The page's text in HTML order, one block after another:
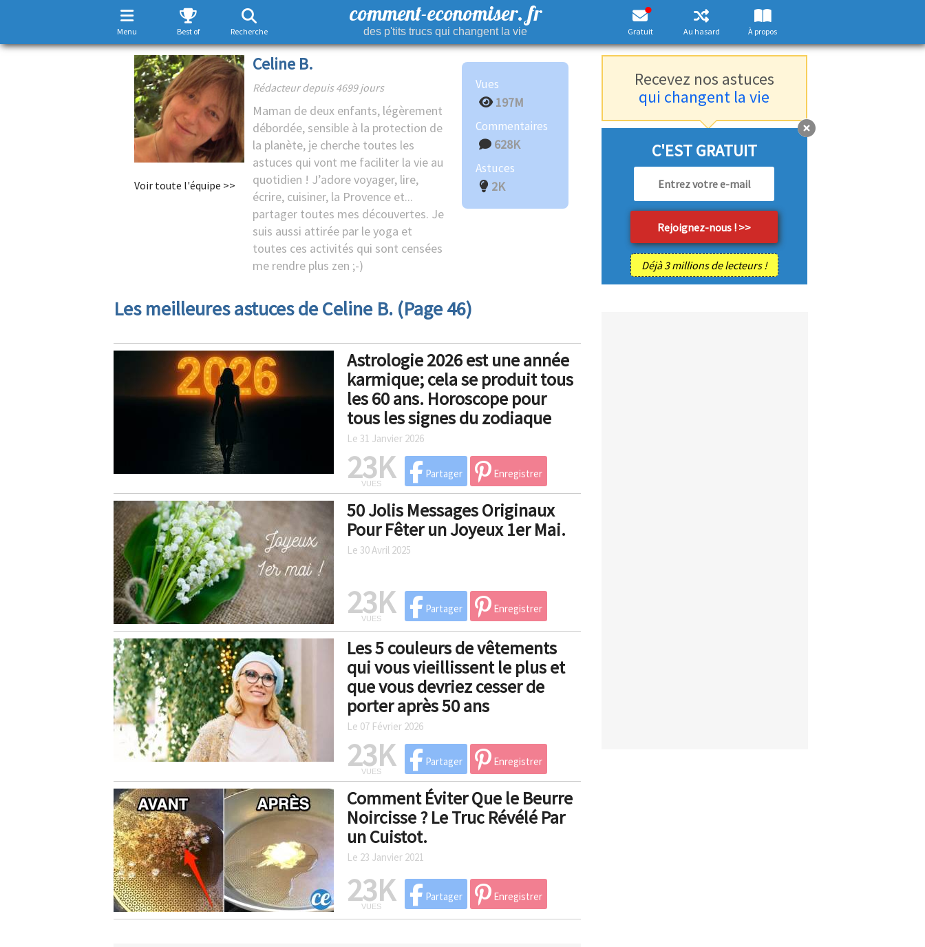
Menu Best of Recherche
comment-economiser. fr
des p'tits trucs qui changent la vie Gratuit Au hasard À propos
Voir toute l'équipe >>
Celine B.
Rédacteur depuis 4699 jours
Maman de deux enfants, légèrement
débordée, sensible à la protection de
la planète, je cherche toutes les
astuces qui vont me faciliter la vie au
quotidien ! J’adore voyager, lire,
écrire, cuisiner, la Provence et...
partager toutes mes découvertes. Je
suis aussi attirée par le yoga et
toutes ces activités qui sont censées
me rendre plus zen ;-)
Vues
197M
Commentaires
628K
Astuces
2K
Les meilleures astuces de Celine B. (Page 46)
Astrologie 2026 est une année
karmique; cela se produit tous
les 60 ans. Horoscope pour
tous les signes du zodiaque
Le 31 Janvier 2026
23K
VUES
Partager Enregistrer
50 Jolis Messages Originaux
Pour Fêter un Joyeux 1er Mai.
Le 30 Avril 2025
23K
VUES
Partager Enregistrer
Les 5 couleurs de vêtements
qui vous vieillissent le plus et
que vous devriez cesser de
porter après 50 ans
Le 07 Février 2026
23K
VUES
Partager Enregistrer
Comment Éviter Que le Beurre
Noircisse ? Le Truc Révélé Par
un Cuistot.
Le 23 Janvier 2021
23K
VUES
Partager Enregistrer
Recevez nos astuces
qui changent la vie
C'EST GRATUIT
Déjà 3 millions de lecteurs !